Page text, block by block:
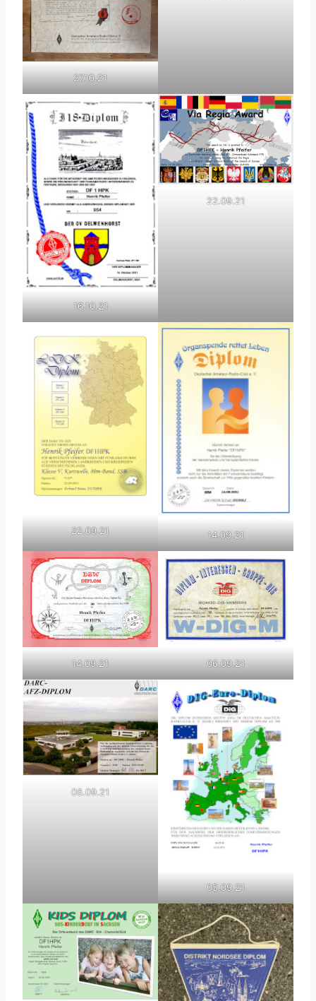
27.10.21
16.10.21
22.09.21
22.09.21 14.09.21
14.09.21 06.09.21
06.09.21
05.09.21